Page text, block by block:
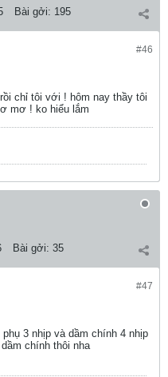
Bài gởi: 195
#46
chỉ tôi với ! hôm nay thầy tôi
mơ ! ko hiểu lắm
Bài gởi: 35
#47
3 nhịp và dầm chính 4 nhịp
chính thôi nha